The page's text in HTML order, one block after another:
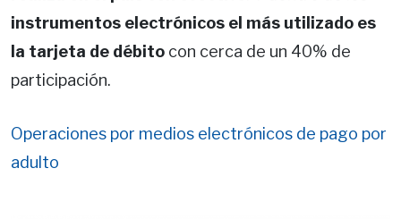
instrumentos electrónicos el más utilizado es
la tarjeta de débito con cerca de un 40% de
participación.
Operaciones por medios electrónicos de pago por
adulto